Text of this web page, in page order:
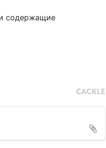
содержащие